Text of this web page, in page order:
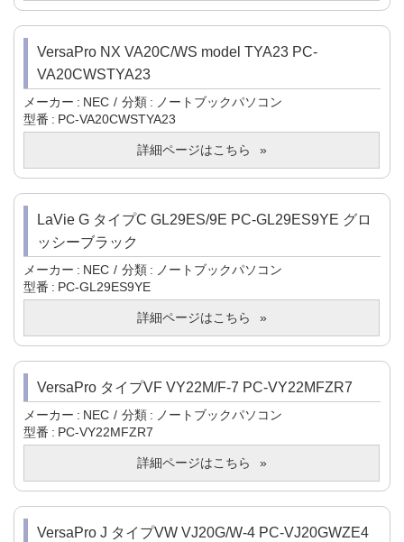
VersaPro NX VA20C/WS model TYA23 PC-
VA20CWSTYA23
メーカー NEC 分類
ノートブックパソコン
型番
PC-VA20CWSTYA23
詳細ページはこちら
LaVie G タイプC GL29ES/9E PC-GL29ES9YE グロ
ッシーブラック
メーカー NEC 分類
ノートブックパソコン
型番
PC-GL29ES9YE
詳細ページはこちら
VersaPro タイプVF VY22M/F-7 PC-VY22MFZR7
メーカー NEC 分類
ノートブックパソコン
型番
PC-VY22MFZR7
詳細ページはこちら
VersaPro J タイプVW VJ20G/W-4 PC-VJ20GWZE4